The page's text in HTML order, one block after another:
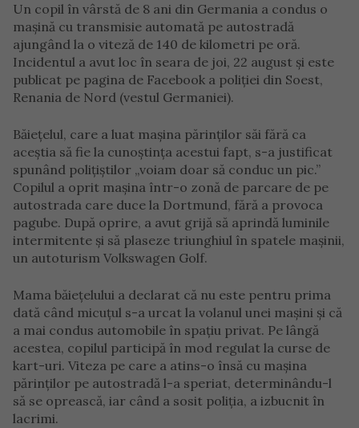
Un copil în vârstă de 8 ani din Germania a condus o
mașină cu transmisie automată pe autostradă
ajungând la o viteză de 140 de kilometri pe oră.
Incidentul a avut loc în seara de joi, 22 august și este
publicat pe pagina de Facebook a poliției din Soest,
Renania de Nord (vestul Germaniei).
Băiețelul, care a luat mașina părinților săi fără ca
aceștia să fie la cunoștința acestui fapt, s-a justificat
spunând polițiștilor „voiam doar să conduc un pic.”
Copilul a oprit mașina într-o zonă de parcare de pe
autostrada care duce la Dortmund, fără a provoca
pagube. După oprire, a avut grijă să aprindă luminile
intermitente și să plaseze triunghiul în spatele mașinii,
un autoturism Volkswagen Golf.
Mama băiețelului a declarat că nu este pentru prima
dată când micuțul s-a urcat la volanul unei mașini și că
a mai condus automobile în spațiu privat. Pe lângă
acestea, copilul participă în mod regulat la curse de
kart-uri. Viteza pe care a atins-o însă cu mașina
părinților pe autostradă l-a speriat, determinându-l
să se oprească, iar când a sosit poliția, a izbucnit în
lacrimi.